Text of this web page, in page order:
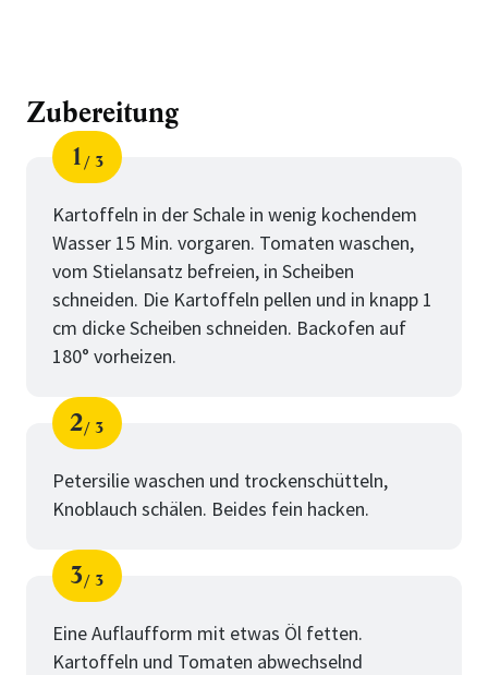
Zubereitung
Schritt
1
von
3
Kartoffeln in der Schale in wenig kochendem
Wasser 15 Min. vorgaren. Tomaten waschen,
vom Stielansatz befreien, in Scheiben
schneiden. Die Kartoffeln pellen und in knapp 1
cm dicke Scheiben schneiden. Backofen auf
180° vorheizen.
Schritt
2
von
3
Petersilie waschen und trockenschütteln,
Knoblauch schälen. Beides fein hacken.
Schritt
3
von
3
Eine Auflaufform mit etwas Öl fetten.
Kartoffeln und Tomaten abwechselnd